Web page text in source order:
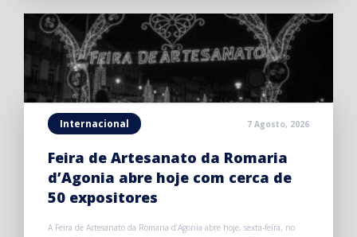
Internacional 7 Agosto, 2026
Feira de Artesanato da Romaria
d’Agonia abre hoje com cerca de
50 expositores
A Feira de Artesanato da Romaria d’Agonia abre hoje, sexta-feira, no